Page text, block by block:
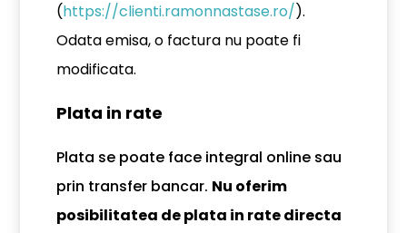
(https://clienti.ramonnastase.ro/).
Odata emisa, o factura nu poate fi
modificata.
Plata in rate
Plata se poate face integral online sau
prin transfer bancar. Nu oferim
posibilitatea de plata in rate directa